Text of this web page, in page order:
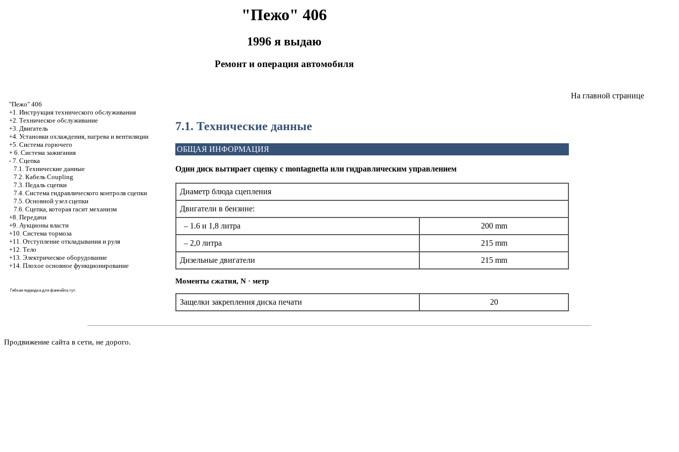
"Пежо" 406
1996 я выдаю
Ремонт и операция автомобиля
"Пежо" 406
+1. Инструкция технического обслуживания
+2. Техническое обслуживание
+3. Двигатель
+4. Установки охлаждения, нагрева и вентиляции
+5. Система горючего
+ 6. Система зажигания
- 7. Сцепка
7.1. Технические данные
7.2. Кабель Coupling
7.3. Педаль сцепки
7.4. Система гидравлического контроля сцепки
7.5. Основной узел сцепки
7.6. Сцепка, которая гасит механизм
+8. Передачи
+9. Аукционы власти
+10. Система тормоза
+11. Отступление откладывания и руля
+12. Тело
+13. Электрическое оборудование
+14. Плохое основное функционирование
Гибкая подводка для фанкойлатут.
7.1. Технические данные
ОБЩАЯ ИНФОРМАЦИЯ
Один диск вытирает сцепку с montagnetta или гидравлическим управлением
Диаметр блюда сцепления
Двигатели в бензине:
– 1.6 и 1,8 литра
200 mm
– 2,0 литра
215 mm
Дизельные двигатели
215 mm
Моменты сжатия, N · метр
Защелки закрепления диска печати 20
На главной странице
Продвижение сайта в сети, не дорого.